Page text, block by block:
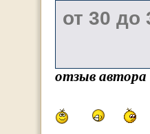
отзыв